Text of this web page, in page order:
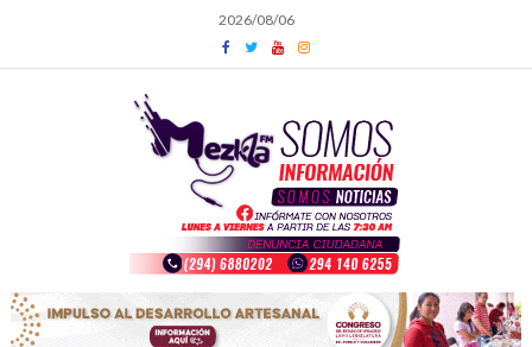
content
2026/08/06